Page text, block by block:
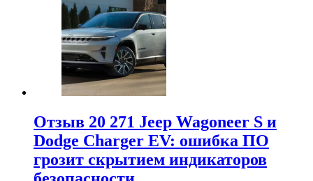
Отзыв 20 271 Jeep Wagoneer S и
Dodge Charger EV: ошибка ПО
грозит скрытием индикаторов